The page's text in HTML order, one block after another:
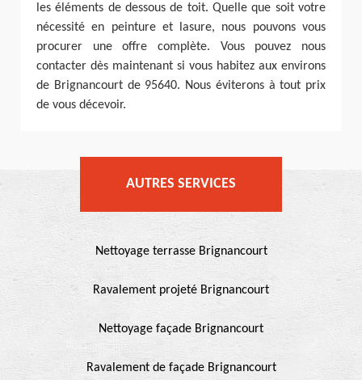
les éléments de dessous de toit. Quelle que soit votre
nécessité en peinture et lasure, nous pouvons vous
procurer une offre complète. Vous pouvez nous
contacter dès maintenant si vous habitez aux environs
de Brignancourt de 95640. Nous éviterons à tout prix
de vous décevoir.
AUTRES SERVICES
Nettoyage terrasse Brignancourt
Ravalement projeté Brignancourt
Nettoyage façade Brignancourt
Ravalement de façade Brignancourt